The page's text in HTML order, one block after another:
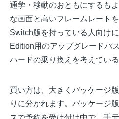
通学・移動のおともにするも
な画面と高いフレームレート
Switch版を持っている人向け
Edition用のアップグレードパ
ハードの乗り換えを考えてい
買い方は、大きくパッケージ
りに分かれます。パッケージ
スで予約を受け付け中で、手